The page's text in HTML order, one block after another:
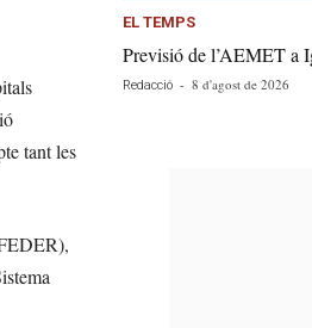
tant les
EL TEMPS
Previsió de l’AEMET a
Redacció - 8 d'agost de 2026